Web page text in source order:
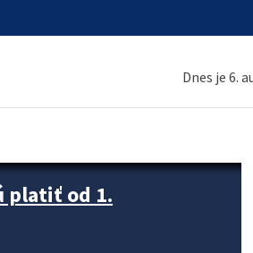
Dnes je 6.
platiť od 1.